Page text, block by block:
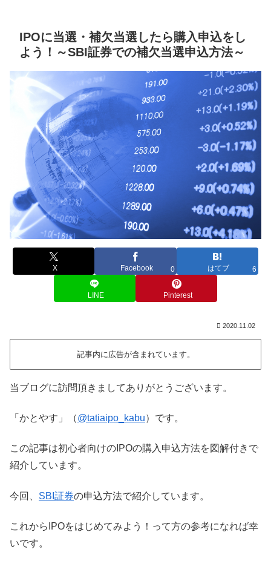
IPOに当選・補欠当選したら購入申込をし
よう！～SBI証券での補欠当選申込方法～
X Facebook 0 はてブ 6
LINE Pinterest
2020.11.02
記事内に広告が含まれています。
当ブログに訪問頂きましてありがとうございます。
「かとやす」（@tatiaipo_kabu）です。
この記事は初心者向けのIPOの購入申込方法を図解付きで
紹介しています。
今回、 SBI証券の申込方法で紹介しています。
これからIPOをはじめてみよう！って方の参考になれば幸
いです。